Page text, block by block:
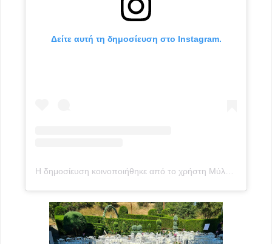
Δείτε αυτή τη δημοσίευση στο Instagram.